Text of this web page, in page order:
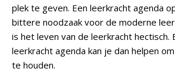
plek te geven. Een leerkracht agenda
bittere noodzaak voor de moderne
is het leven van de leerkracht hectisch.
leerkracht agenda kan je dan helpen
te houden.